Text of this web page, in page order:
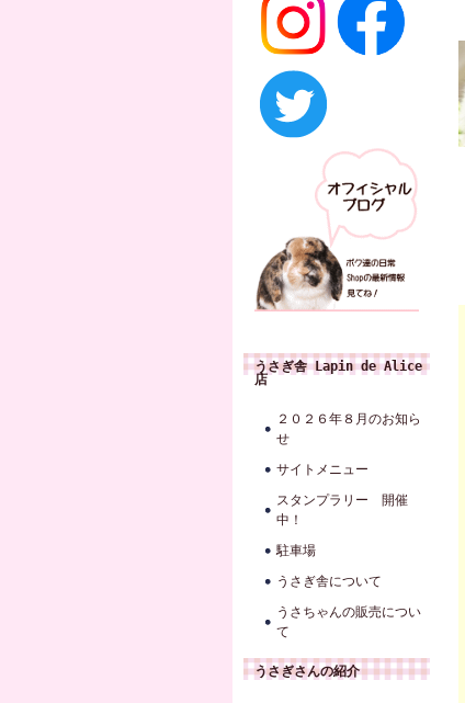
うさぎ舎 Lapin de Alice
店
２０２６年８月のお知ら
せ
サイトメニュー
スタンプラリー 開催
中！
駐車場
うさぎ舎について
うさちゃんの販売につい
て
うさぎさんの紹介